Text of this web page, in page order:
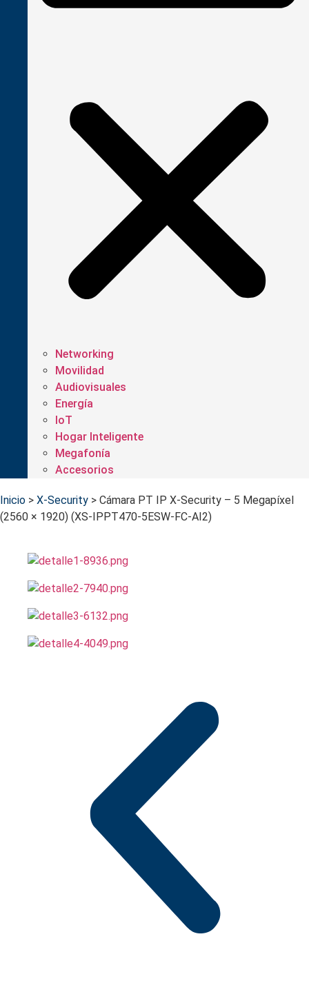
Networking
Movilidad
Audiovisuales
Energía
IoT
Hogar Inteligente
Megafonía
Accesorios
Inicio > X-Security > Cámara PT IP X-Security – 5 Megapíxel
(2560 × 1920) (XS-IPPT470-5ESW-FC-AI2)